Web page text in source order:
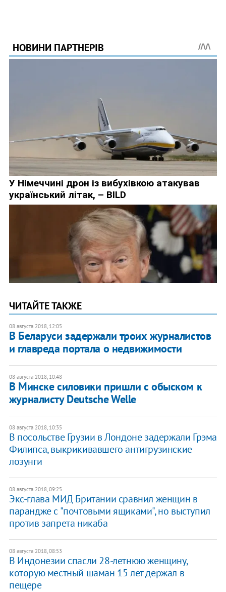
ЧИТАЙТЕ ТАКЖЕ
08 августа 2018, 12:05
В Беларуси задержали троих журналистов
и главреда портала о недвижимости
08 августа 2018, 10:48
В Минске силовики пришли с обыском к
журналисту Deutsche Welle
08 августа 2018, 10:35
В посольстве Грузии в Лондоне задержали Грэма
Филипса, выкрикивавшего антигрузинские
лозунги
08 августа 2018, 09:25
Экс-глава МИД Британии сравнил женщин в
парандже с "почтовыми ящиками", но выступил
против запрета никаба
08 августа 2018, 08:53
В Индонезии спасли 28-летнюю женщину,
которую местный шаман 15 лет держал в
пещере